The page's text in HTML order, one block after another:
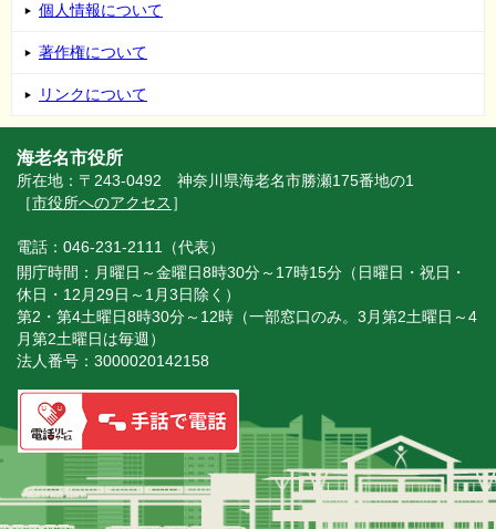
個人情報について
著作権について
リンクについて
海老名市役所
所在地：〒243-0492 神奈川県海老名市勝瀬175番地の1
［市役所へのアクセス ］
電話：046-231-2111（代表）
開庁時間：月曜日～金曜日8時30分～17時15分（日曜日・祝日・
休日・12月29日～1月3日除く）
第2・第4土曜日8時30分～12時（一部窓口のみ。3月第2土曜日～4
月第2土曜日は毎週）
法人番号：3000020142158